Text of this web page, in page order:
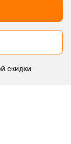
скидки